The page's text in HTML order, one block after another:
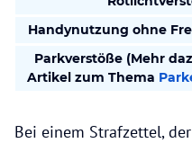
Handynutzung ohne
Parkverstöße (Mehr
Artikel zum Thema
Bei einem Strafzettel,